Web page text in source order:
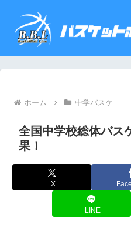
ホーム 中学バスケ
全国中学校総体バス
果！
X
LINE